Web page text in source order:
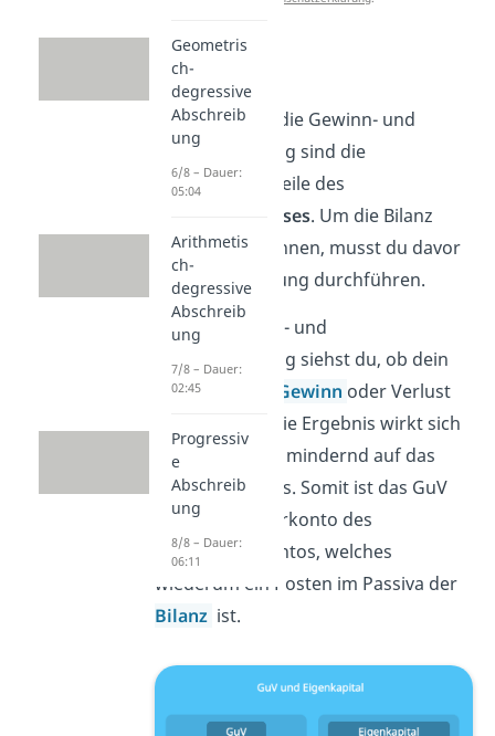
Bilanz
Die Bilanz und die Gewinn- und
Verlustrechnung sind die
Hauptbestandteile des
Jahresabschlusses. Um die Bilanz
erstellen zu können, musst du davor
die GuV Rechnung durchführen.
Mit der Gewinn- und
Verlustrechnung siehst du, ob dein
Unternehmen
Gewinn oder Verlust
gemacht hat. Die Ergebnis wirkt sich
erhöhend oder mindernd auf das
Eigenkapital aus. Somit ist das GuV
Konto ein Unterkonto des
Eigenkapitalkontos, welches
wiederum ein Posten im Passiva der
Bilanz ist.
Geometris
ch-
degressive
Abschreib
ung
6/8 – Dauer:
05:04
Arithmetis
ch-
degressive
Abschreib
ung
7/8 – Dauer:
02:45
Progressiv
e
Abschreib
ung
8/8 – Dauer:
06:11